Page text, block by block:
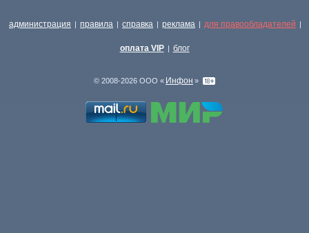
администрация | правила | справка | реклама | для правообладателей |
оплата VIP | блог
© 2008-2026 ООО « Инфон »